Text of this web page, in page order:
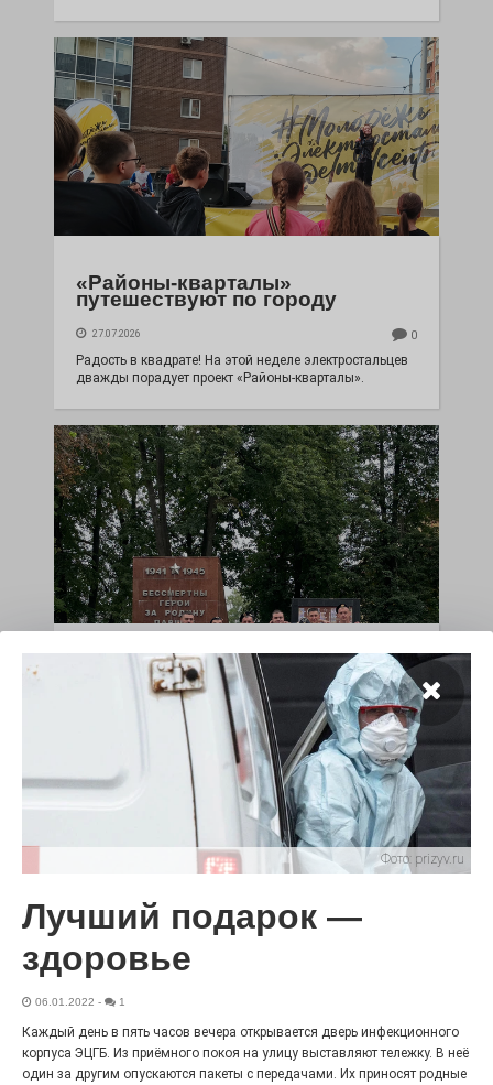
«Районы-кварталы»
путешествуют по городу
27.07.2026 0
Радость в квадрате! На этой неделе электростальцев
дважды порадует проект «Районы-кварталы».
100 футов под килем!
0
«С ними дядька Черномор»
Юбилейным курсом
26.07.2026 0
Фото: prizyv.ru
Лучший подарок —
здоровье
06.01.2022 - 1
Каждый день в пять часов вечера открывается дверь инфекционного
корпуса ЭЦГБ. Из приёмного покоя на улицу выставляют тележку. В неё
один за другим опускаются пакеты с передачами. Их приносят родные